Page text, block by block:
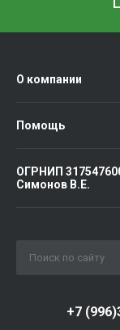
О компании
Помощь
ОГРНИП
Симонов В.Е.
+7